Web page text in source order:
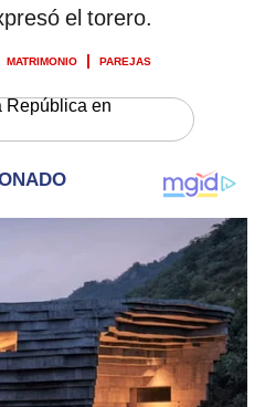
el torero.
MATRIMONIO PAREJAS
República en